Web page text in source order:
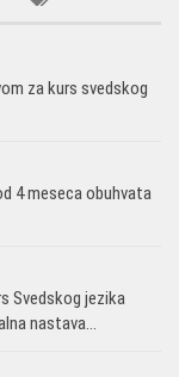
za kurs svedskog
4 meseca obuhvata
Svedskog jezika
nastava...